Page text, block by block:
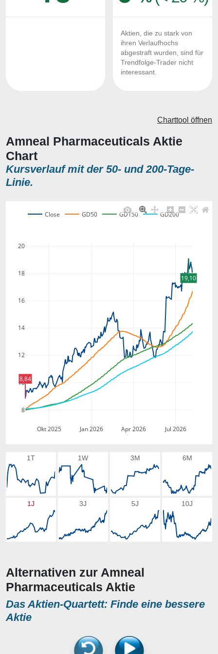
Aktien, die zu stark von
ihren Verlaufhochs
abgestraft wurden, sind für
Trendfolge-Trader nicht
interessant.
Amneal Pharmaceuticals Aktie
Chart
Kursverlauf mit der 50- und 200-Tage-
Linie.
Charttool öffnen
Okt 2025 Jan 2026 Apr 2026 Jul 2026
8
10
12
14
16
18
20
Close GD50 GD150 GD200
19,10
8,84
1T 1W 3M 6M
1J 3J 5J 10J
Alternativen zur Amneal
Pharmaceuticals Aktie
Das Aktien-Quartett: Finde eine bessere
Aktie